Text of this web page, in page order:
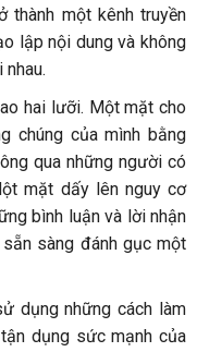
thành một kênh truyền
lập nội dung và không
hai lưỡi. Một mặt cho
chúng của mình bằng
qua những người có
mặt dấy lên nguy cơ
bình luận và lời nhận
sàng đánh gục một
dụng những cách làm
dụng sức mạnh của